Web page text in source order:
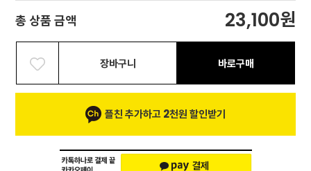
총 상품 금액 23,100원
장바구니 바로구매
플친 추가하고 2천원 할인받기